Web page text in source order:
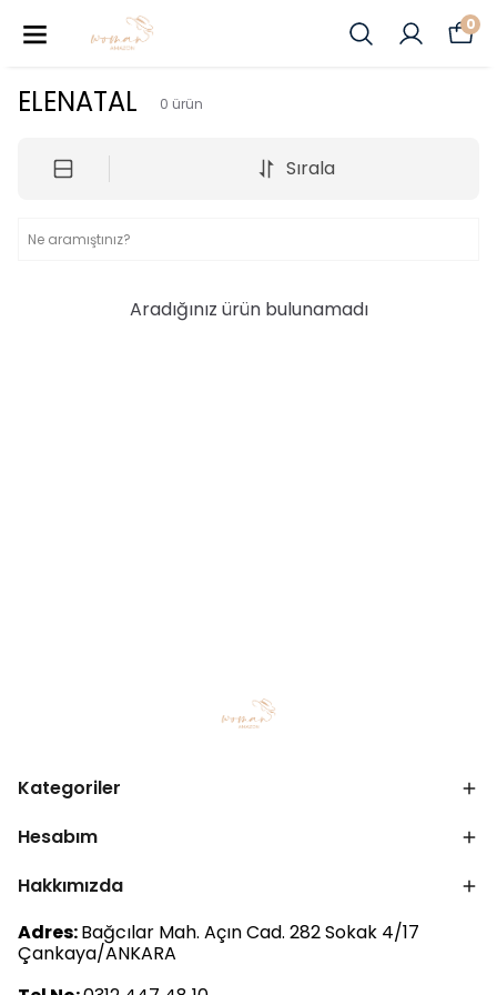
0
ELENATAL 0 ürün
Sırala
Aradığınız ürün bulunamadı
Kategoriler
Hesabım
Hakkımızda
Adres:Bağcılar Mah. Açın Cad. 282 Sokak 4/17
Çankaya/ANKARA